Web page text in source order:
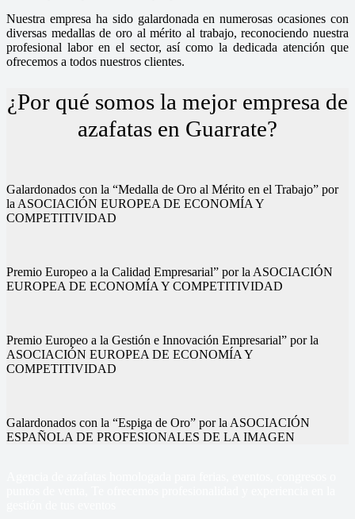
Nuestra empresa ha sido galardonada en numerosas ocasiones con
diversas medallas de oro al mérito al trabajo, reconociendo nuestra
profesional labor en el sector, así como la dedicada atención que
ofrecemos a todos nuestros clientes.
¿Por qué somos la mejor empresa de
azafatas en Guarrate?
Galardonados con la “Medalla de Oro al Mérito en el Trabajo” por
la ASOCIACIÓN EUROPEA DE ECONOMÍA Y
COMPETITIVIDAD
Premio Europeo a la Calidad Empresarial” por la ASOCIACIÓN
EUROPEA DE ECONOMÍA Y COMPETITIVIDAD
Premio Europeo a la Gestión e Innovación Empresarial” por la
ASOCIACIÓN EUROPEA DE ECONOMÍA Y
COMPETITIVIDAD
Galardonados con la “Espiga de Oro” por la ASOCIACIÓN
ESPAÑOLA DE PROFESIONALES DE LA IMAGEN